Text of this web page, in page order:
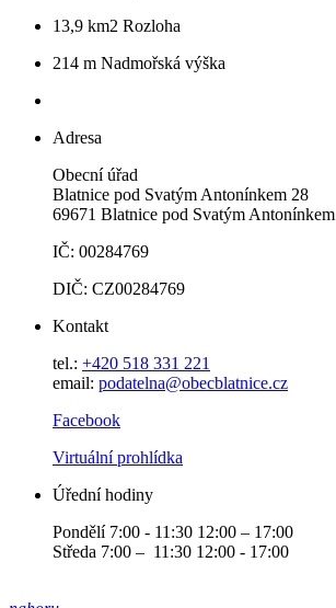
13,9 km2 Rozloha
214 m Nadmořská výška
Adresa
Obecní úřad
Blatnice pod Svatým Antonínkem 28
69671 Blatnice pod Svatým Antonínkem
IČ: 00284769
DIČ: CZ00284769
Kontakt
tel.: +420 518 331 221
email: podatelna@obecblatnice.cz
Facebook
Virtuální prohlídka
Úřední hodiny
Pondělí 7:00 - 11:30 12:00 – 17:00
Středa 7:00 – 11:30 12:00 - 17:00